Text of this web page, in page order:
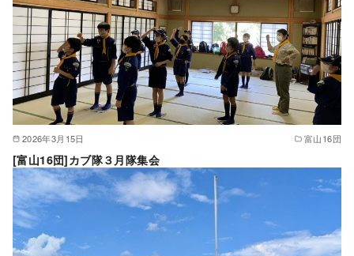
2026年3月15日 富山16団
[富山16団]カブ隊３月隊集会